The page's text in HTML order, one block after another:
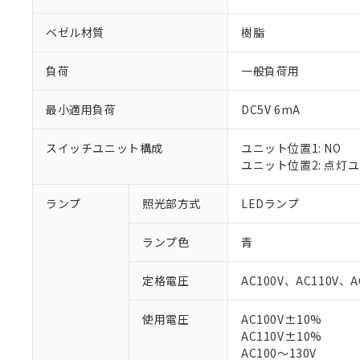
ベゼル材質 樹脂
負荷 一般負荷用
最小適用負荷 DC5V 6mA
スイッチユニット構成
ユニット位置1: NO
ユニット位置2: 点灯
ランプ 照光部方式 LEDランプ
ランプ色 青
定格電圧 AC100V、AC110V、
使用電圧
AC100V±10%
AC110V±10%
AC100～130V
ご利用条件
※1 対応状況
対応済み：EU
対応予定：EU
対応予定なし：
調査・確認中：
非該当品：ライセ
仕入先様の事情に
※1 中国